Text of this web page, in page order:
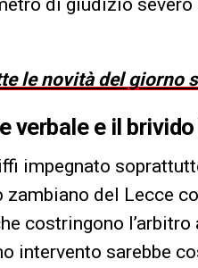
le novità del giorno
verbale e il brivido
impegnato
zambiano del Lecce
costringono
intervento sarebbe